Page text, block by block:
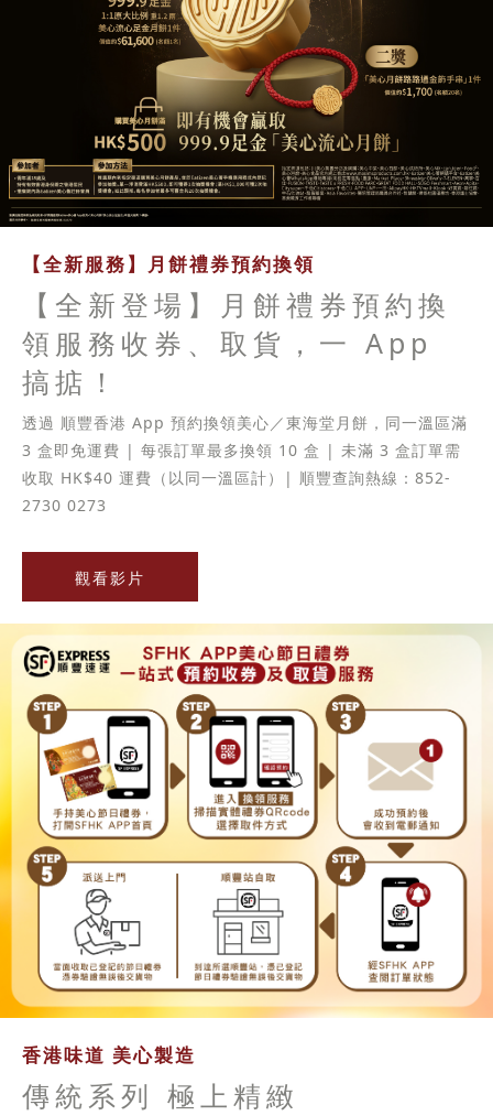
【全新服務】月餅禮券預約換領
【全新登場】月餅禮券預約換
領服務收券、取貨，一 App
搞掂！
透過 順豐香港 App 預約換領美心／東海堂月餅，同一溫區滿
3 盒即免運費 | 每張訂單最多換領 10 盒 | 未滿 3 盒訂單需
收取 HK$40 運費（以同一溫區計）| 順豐查詢熱線：852-
2730 0273
觀看影片
香港味道 美心製造
傳統系列 極上精緻